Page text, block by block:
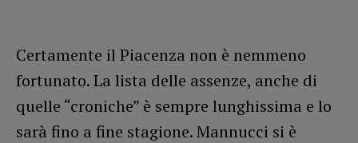
Certamente il Piacenza non è nemmeno
fortunato. La lista delle assenze, anche di
quelle “croniche” è sempre lunghissima e lo
sarà fino a fine stagione. Mannucci si è